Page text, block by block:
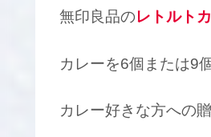
無印良品のレトルト
カレーを6個または9
カレー好きな方への